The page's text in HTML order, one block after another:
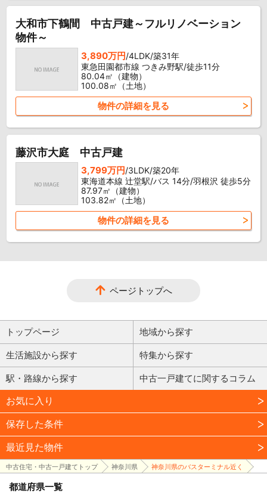
大和市下鶴間 中古戸建～フルリノベーション
物件～
3,890万円/4LDK/築31年
東急田園都市線 つきみ野駅/徒歩11分
80.04㎡（建物）
100.08㎡（土地）
物件の詳細を見る
藤沢市大庭 中古戸建
3,799万円/3LDK/築20年
東海道本線 辻堂駅/バス 14分/羽根沢 徒歩5分
87.97㎡（建物）
103.82㎡（土地）
物件の詳細を見る
ページトップへ
トップページ 地域から探す
生活施設から探す 特集から探す
駅・路線から探す 中古一戸建てに関するコラム
お気に入り
保存した条件
最近見た物件
中古住宅・中古一戸建てトップ 神奈川県 神奈川県のバスターミナル近く
都道府県一覧